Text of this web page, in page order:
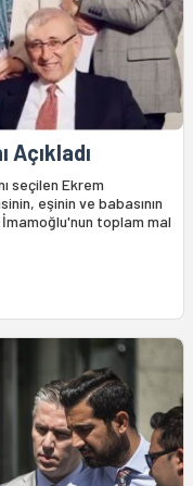
Açıkladı
seçilen Ekrem
eşinin ve babasının
İmamoğlu'nun toplam mal